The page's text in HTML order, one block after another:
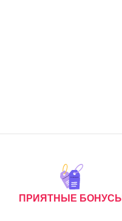
ПРИЯТНЫЕ БОНУСЫ